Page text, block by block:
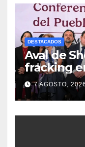
DESTACADOS
Aval de
fracking
menos
7 AGOSTO, 2026